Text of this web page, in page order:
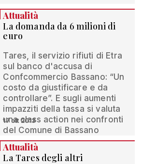
Attualità
La domanda da 6 milioni di
euro
Tares, il servizio rifiuti di Etra
sul banco d'accusa di
Confcommercio Bassano: “Un
costo da giustificare e da
controllare”. E sugli aumenti
impazziti della tassa si valuta
una class action nei confronti
del Comune di Bassano
17 ott 2013
Attualità
La Tares degli altri